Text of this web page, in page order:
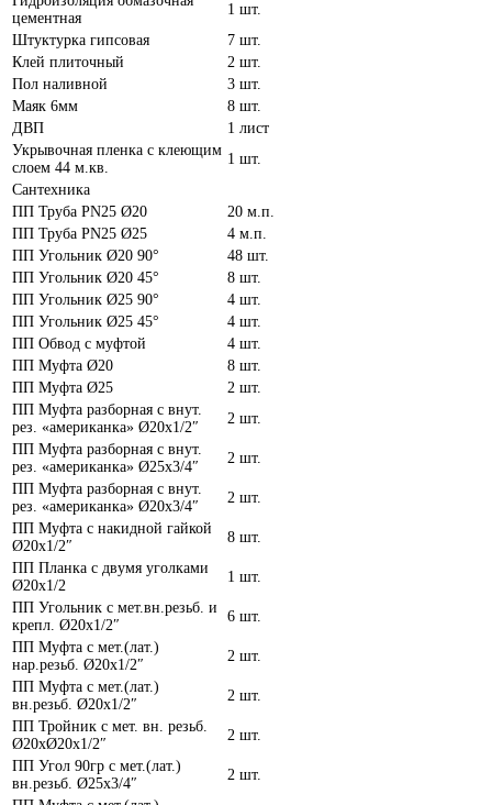
цементная
1 шт.
Штуктурка гипсовая
7 шт.
Клей плиточный
2 шт.
Пол наливной
3 шт.
Маяк 6мм
8 шт.
ДВП
1 лист
Укрывочная пленка с клеющим
слоем 44 м.кв.
1 шт.
Сантехника
ПП Труба PN25 Ø20
20 м.п.
ПП Труба PN25 Ø25
4 м.п.
ПП Угольник Ø20 90°
48 шт.
ПП Угольник Ø20 45°
8 шт.
ПП Угольник Ø25 90°
4 шт.
ПП Угольник Ø25 45°
4 шт.
ПП Обвод с муфтой
4 шт.
ПП Муфта Ø20
8 шт.
ПП Муфта Ø25
2 шт.
ПП Муфта разборная с внут.
рез. «американка» Ø20х1/2″
2 шт.
ПП Муфта разборная с внут.
рез. «американка» Ø25х3/4″
2 шт.
ПП Муфта разборная с внут.
рез. «американка» Ø20х3/4″
2 шт.
ПП Муфта с накидной гайкой
Ø20х1/2″
8 шт.
ПП Планка с двумя уголками
Ø20х1/2
1 шт.
ПП Угольник с мет.вн.резьб. и
крепл. Ø20х1/2″
6 шт.
ПП Муфта с мет.(лат.)
нар.резьб. Ø20х1/2″
2 шт.
ПП Муфта с мет.(лат.)
вн.резьб. Ø20х1/2″
2 шт.
ПП Тройник с мет. вн. резьб.
Ø20хØ20х1/2″
2 шт.
ПП Угол 90гр с мет.(лат.)
вн.резьб. Ø25х3/4″
2 шт.